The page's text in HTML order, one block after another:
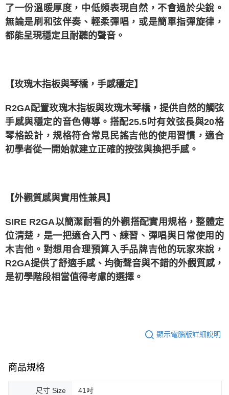
了一份溫暖厚度，中低頻表現自然，不會過於尖銳。
無論是刷和弦伴奏、輕柔彈唱，或是簡單指彈旋律，
都能呈現穩定且耐聽的聲音。
【玫瑰木指板與琴橋，手感穩定】
R2GA配置玫瑰木指板與玫瑰木琴橋，提供自然的觸弦
手感與穩定的音色傳導。搭配25.5吋有效弦長與20格
琴格設計，規格符合常見民謠吉他的使用習慣，適合
初學者從一開始就建立正確的按弦與換把手感。
【外觀質感與實用性兼具】
SIRE R2GA以簡潔耐看的外觀搭配實用規格，整體定
位清楚，是一把適合入門、練習、彈唱與日常使用的
木吉他。對想用合理預算入手品牌吉他的玩家來說，
R2GA提供了舒適手感、均衡聲音與不錯的外觀質感，
是初學階段相當值得考慮的選擇。
顯示電腦版詳細說明
商品規格
尺寸 Size 41吋